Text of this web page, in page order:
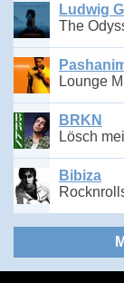
Ludwig
The
Lounge
BRKN
Lösch
Bibiza